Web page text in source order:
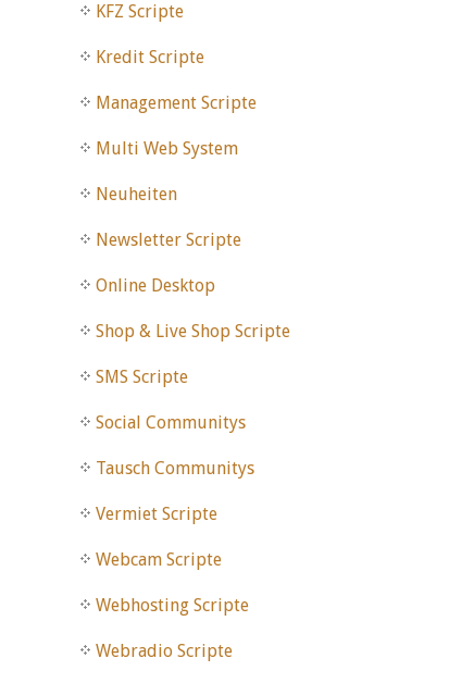
KFZ Scripte
Kredit Scripte
Management Scripte
Multi Web System
Neuheiten
Newsletter Scripte
Online Desktop
Shop & Live Shop Scripte
SMS Scripte
Social Communitys
Tausch Communitys
Vermiet Scripte
Webcam Scripte
Webhosting Scripte
Webradio Scripte